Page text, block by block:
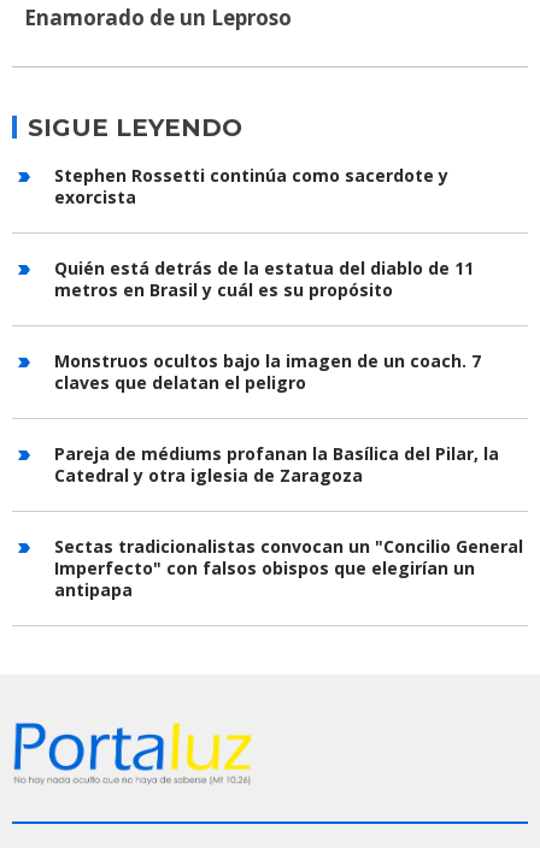
Enamorado de un Leproso
SIGUE LEYENDO
Stephen Rossetti continúa como sacerdote y
exorcista
Quién está detrás de la estatua del diablo de 11
metros en Brasil y cuál es su propósito
Monstruos ocultos bajo la imagen de un coach. 7
claves que delatan el peligro
Pareja de médiums profanan la Basílica del Pilar, la
Catedral y otra iglesia de Zaragoza
Sectas tradicionalistas convocan un "Concilio General
Imperfecto" con falsos obispos que elegirían un
antipapa